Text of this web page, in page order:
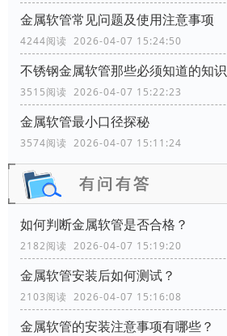
金属软管常见问题及使用注意事项
4244阅读 2026-04-07 15:24:50
不锈钢金属软管那些必须知道的知识
3515阅读 2026-04-07 15:22:23
金属软管最小口径探秘
3574阅读 2026-04-07 15:11:24
如何判断金属软管是否合格？
2182阅读 2026-04-07 15:19:20
金属软管安装后如何测试？
2103阅读 2026-04-07 15:16:08
金属软管的安装注意事项有哪些？